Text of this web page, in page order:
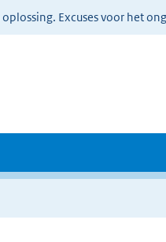
Excuses voor het